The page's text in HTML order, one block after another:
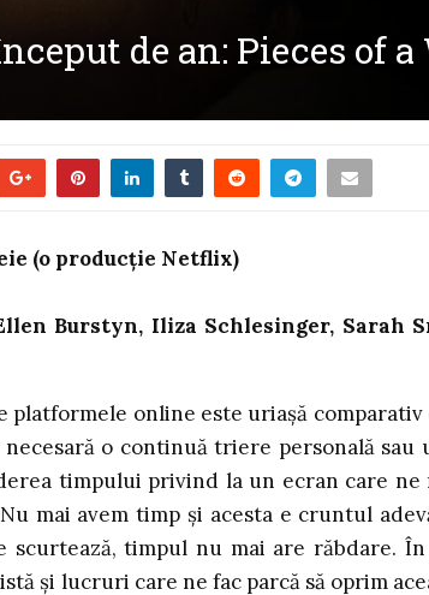
de an: Pieces of a
(o producție Netflix)
Burstyn, Iliza Schlesinger, Sarah
platformele online este uriașă
o continuă triere personală sau
timpului privind la un ecran care ne
mai avem timp și acesta e cruntul
timpul nu mai are răbdare.
și lucruri care ne fac parcă să oprim